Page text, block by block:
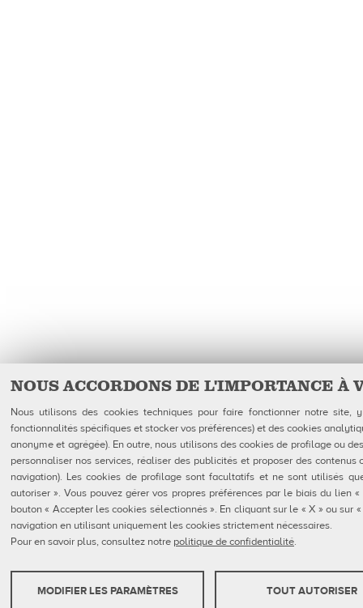
NOUS ACCORDONS DE L'IMPORTANCE À
Nous utilisons des cookies techniques pour faire fonctionner notre site,
fonctionnalités spécifiques et stocker vos préférences) et des cookies
anonyme et agrégée). En outre, nous utilisons des cookies de profilage ou
personnaliser nos services, réaliser des publicités et proposer des
navigation). Les cookies de profilage sont facultatifs et ne sont utilisés
autoriser ». Vous pouvez gérer vos propres préférences par le biais du lien
bouton « Accepter les cookies sélectionnés ». En cliquant sur le « X » ou sur
navigation en utilisant uniquement les cookies strictement nécessaires.
Pour en savoir plus, consultez notre politique de confidentialité.
TOUT AUTORISER
MODIFIER LES PARAMÈTRES